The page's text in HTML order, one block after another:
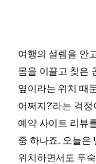
여행의 설렘을 안
몸을 이끌고 찾은
옆이라는 위치 때
어쩌지?’라는 걱
예약 사이트 리뷰
중 하나죠. 오늘은
위치하면서도 투